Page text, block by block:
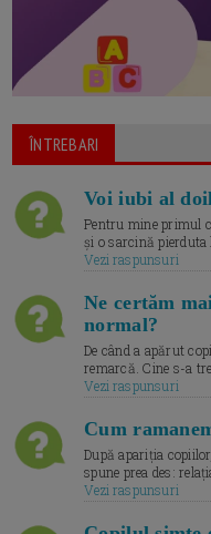
ÎNTREBARI
Voi iubi al
Pentru mine primul
și o sarcină
Vezi raspunsuri
Ne certăm
normal?
De când a apărut
remarcă. Cine s-a
Vezi raspunsuri
Cum
După apariția
spune prea des:
Vezi raspunsuri